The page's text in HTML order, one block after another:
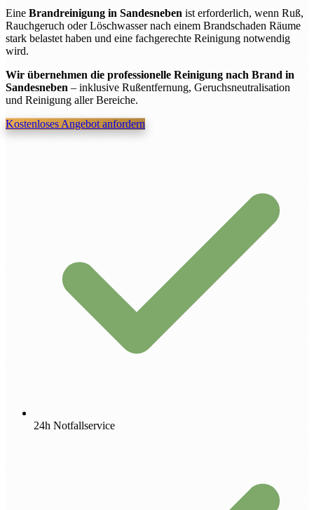
Eine Brandreinigung in Sandesneben ist erforderlich, wenn Ruß,
Rauchgeruch oder Löschwasser nach einem Brandschaden Räume
stark belastet haben und eine fachgerechte Reinigung notwendig
wird.
Wir übernehmen die professionelle Reinigung nach Brand in
Sandesneben– inklusive Rußentfernung, Geruchsneutralisation
und Reinigung aller Bereiche.
Kostenloses Angebot anfordern
24h Notfallservice